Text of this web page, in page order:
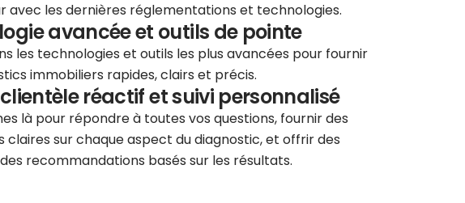
avec les dernières réglementations et technologies.
avancée et outils de pointe
les technologies et outils les plus avancées pour fournir
immobiliers rapides, clairs et précis.
réactif et suivi personnalisé
là pour répondre à toutes vos questions, fournir des
claires sur chaque aspect du diagnostic, et offrir des
recommandations basés sur les résultats.